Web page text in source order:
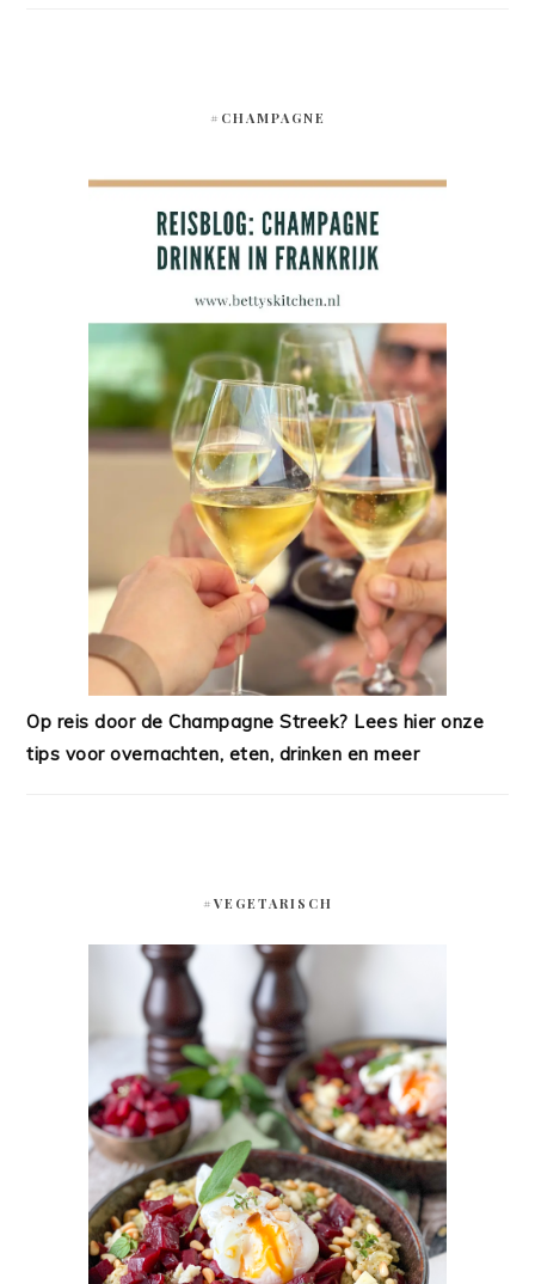
#CHAMPAGNE
Op reis door de Champagne Streek? Lees hier onze
tips voor overnachten, eten, drinken en meer
#VEGETARISCH